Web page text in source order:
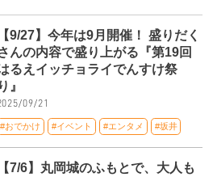
【9/27】今年は9月開催！ 盛りだく
んの内容で盛り上がる『第19回
るえイッチョライでんすけ祭
り』
09/21
#おでかけ #イベント #エンタメ #坂井
【7/6】丸岡城のふもとで、大人も